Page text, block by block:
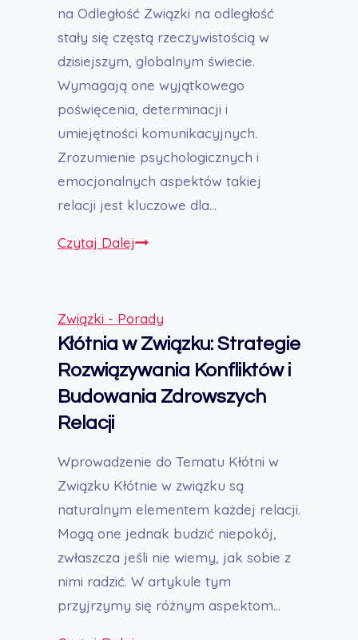
Zdrowej
Relacji
na Odległość Związki na odległość
stały się częstą rzeczywistością w
dzisiejszym, globalnym świecie.
Wymagają one wyjątkowego
poświęcenia, determinacji i
umiejętności komunikacyjnych.
Zrozumienie psychologicznych i
emocjonalnych aspektów takiej
relacji jest kluczowe dla…
Czytaj DalejZwiązek
Kompleksowy
Przewodnik
Utrzymania
Odległość
Związki - Porady
Kłótnia w Związku: Strategie
Rozwiązywania Konfliktów i
Budowania Zdrowszych
Relacji
Wprowadzenie do Tematu Kłótni w
Związku Kłótnie w związku są
naturalnym elementem każdej relacji.
Mogą one jednak budzić niepokój,
zwłaszcza jeśli nie wiemy, jak sobie z
nimi radzić. W artykule tym
przyjrzymy się różnym aspektom…